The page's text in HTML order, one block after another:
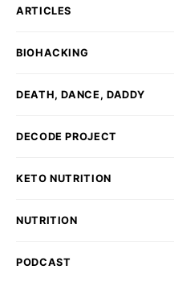
ARTICLES
BIOHACKING
DEATH, DANCE, DADDY
DECODE PROJECT
KETO NUTRITION
NUTRITION
PODCAST